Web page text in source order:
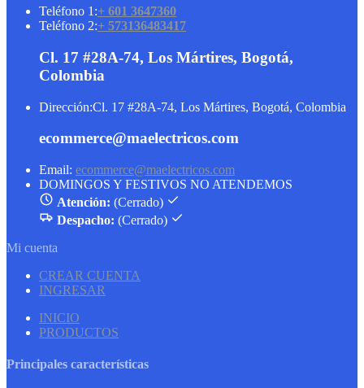
Teléfono 1:+ 601 3647360
Teléfono 2:+ 573136483417
Cl. 17 #28A-74, Los Mártires, Bogotá,
Colombia
Dirección:Cl. 17 #28A-74, Los Mártires, Bogotá, Colombia
ecommerce@maelectricos.com
Email: ecommerce@maelectricos.com
DOMINGOS Y FESTIVOS NO ATENDEMOS
Atención: (Cerrado)
Despacho: (Cerrado)
Mi cuenta
CREAR CUENTA
INGRESAR
INICIO
PRODUCTOS
Principales características